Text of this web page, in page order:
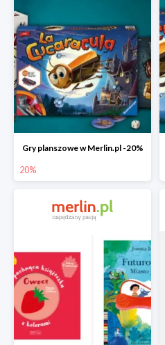
Gry planszowe w Merlin.pl -20%
20%